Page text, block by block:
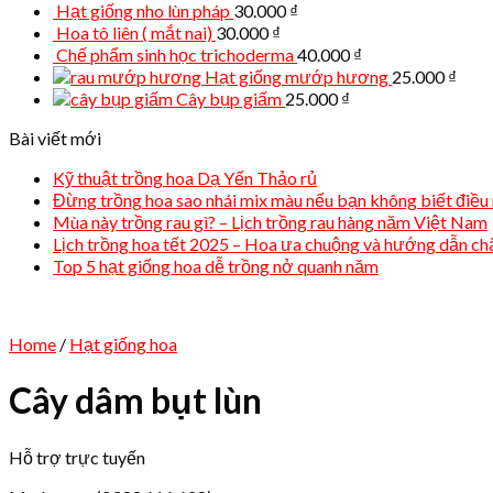
Hạt giống nho lùn pháp 30.000₫
Hoa tô liên ( mắt nai) 30.000₫
Chế phẩm sinh học trichoderma40.000₫
Hạt giống mướp hương 25.000₫
Cây bụp giấm 25.000₫
Bài viết mới
Kỹ thuật trồng hoa Dạ Yến Thảo rủ
Đừng trồng hoa sao nhái mix màu nếu bạn không biết điều
Mùa này trồng rau gì? – Lịch trồng rau hàng năm Việt Nam
Lịch trồng hoa tết 2025 – Hoa ưa chuộng và hướng dẫn
Top 5 hạt giống hoa dễ trồng nở quanh năm
Home / Hạt giống hoa
Cây dâm bụt lùn
Hỗ trợ trực tuyến